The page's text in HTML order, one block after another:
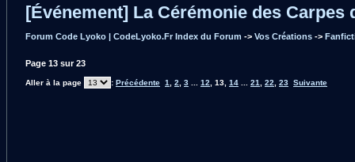
[Événement] La Cérémonie des Carpes
Forum Code Lyoko | CodeLyoko.Fr Index du Forum -> Vos Créations ->
Page 13 sur23
Aller à la page : Précédente 1 2 3 12 13 14 21 22 23 Suivante